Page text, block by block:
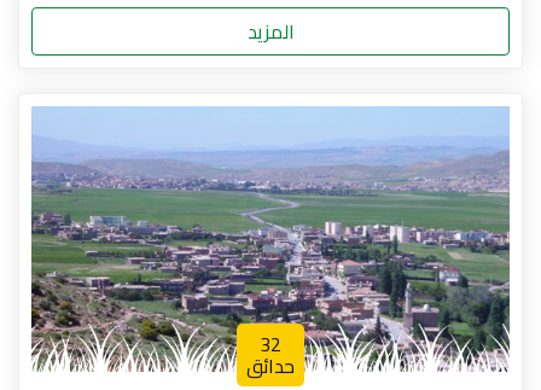
المزيد
32
حدائق